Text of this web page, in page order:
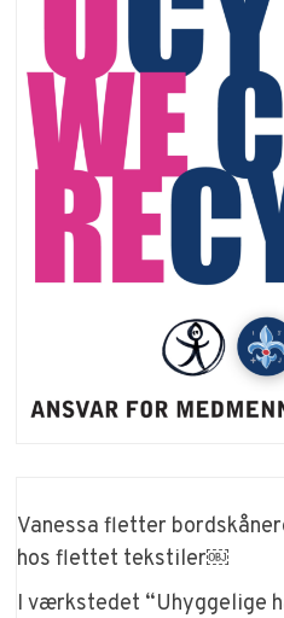
Vanessa fletter
hos flettet tekstiler￼
I værkstedet “Uhyggelige